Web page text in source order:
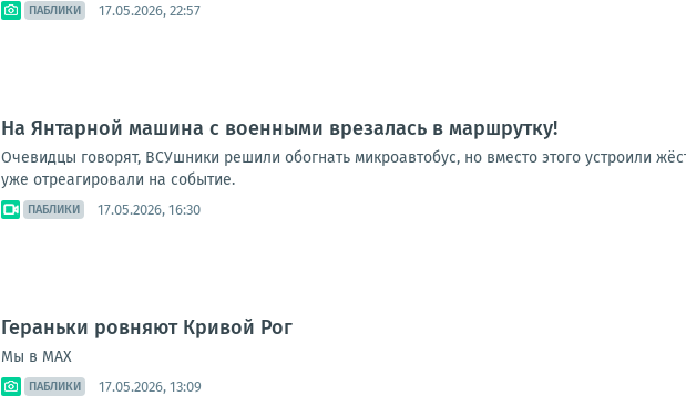
ПАБЛИКИ 17.05.2026, 22:57
На Янтарной машина с военными врезалась в маршрутку!
Очевидцы говорят, ВСУшники решили обогнать микроавтобус, но вместо этого устроили
уже отреагировали на событие.
ПАБЛИКИ 17.05.2026, 16:30
Гераньки ровняют Кривой Рог
Мы в MAX
ПАБЛИКИ 17.05.2026, 13:09